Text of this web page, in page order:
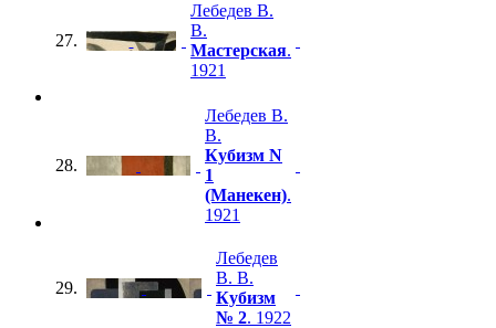
27.
Лебедев В.
В.
Мастерская.
1921
28.
Лебедев В.
В.
Кубизм N
1
(Манекен).
1921
29.
Лебедев
В. В.
Кубизм
№ 2. 1922